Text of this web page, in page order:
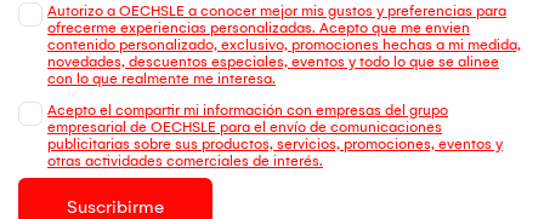
Autorizo a OECHSLE a conocer mejor mis gustos y preferencias para
ofrecerme experiencias personalizadas. Acepto que me envien
contenido personalizado, exclusivo, promociones hechas a mi medida,
novedades, descuentos especiales, eventos y todo lo que se alinee
con lo que realmente me interesa.
Acepto el compartir mi información con empresas del grupo
empresarial de OECHSLE para el envío de comunicaciones
publicitarias sobre sus productos, servicios, promociones, eventos y
otras actividades comerciales de interés.
Suscribirme